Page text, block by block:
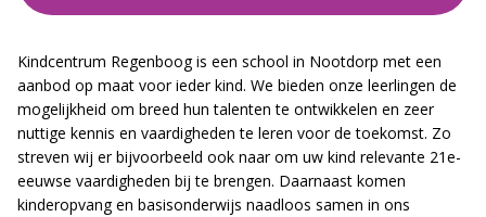
Kindcentrum Regenboog is een school in Nootdorp met een
aanbod op maat voor ieder kind. We bieden onze leerlingen de
mogelijkheid om breed hun talenten te ontwikkelen en zeer
nuttige kennis en vaardigheden te leren voor de toekomst. Zo
streven wij er bijvoorbeeld ook naar om uw kind relevante 21e-
eeuwse vaardigheden bij te brengen. Daarnaast komen
kinderopvang en basisonderwijs naadloos samen in ons